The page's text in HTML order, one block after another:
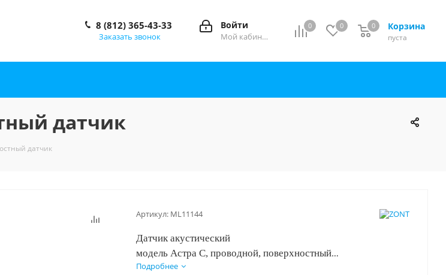
0 0 Корзина
0
пуста
0
Войти
Мой кабинет
8 (812) 365-43-33
Заказать звонок
датчик
датчик
Артикул: ML11144
Датчик акустический
модель Астра С, проводной, поверхностный
Подробнее